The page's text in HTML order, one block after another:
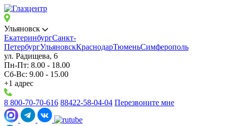
Ульяновск
ЕкатеринбургСанкт-
ПетербургУльяновскКраснодарТюменьСимферополь
ул. Радищева, 6
Пн-Пт: 8.00 - 18.00
Сб-Вс: 9.00 - 15.00
+1 адрес
8 800-70-70-616 88422-58-04-04 Перезвоните мне